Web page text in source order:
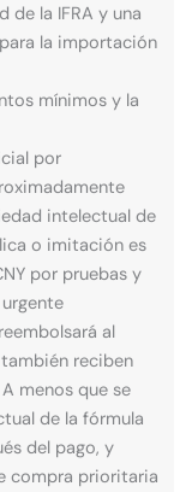
de la IFRA y una
la importación
mínimos y la
por
intelectual de
o imitación es
por pruebas y
al
reciben
menos que se
de la fórmula
del pago, y
compra prioritaria